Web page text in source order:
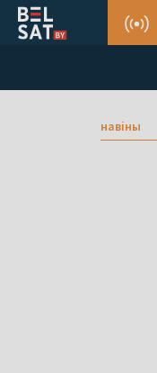
навіны